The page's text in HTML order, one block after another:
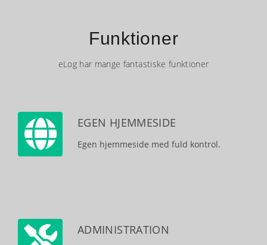
Funktioner
eLog har mange fantastiske funktioner
EGEN HJEMMESIDE
Egen hjemmeside med fuld kontrol.
ADMINISTRATION